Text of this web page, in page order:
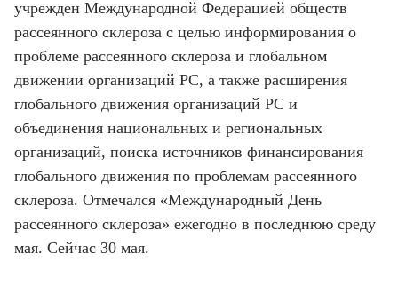
учрежден Международной Федерацией обществ
рассеянного склероза с целью информирования о
проблеме рассеянного склероза и глобальном
движении организаций РС, а также расширения
глобального движения организаций РС и
объединения национальных и региональных
организаций, поиска источников финансирования
глобального движения по проблемам рассеянного
склероза. Отмечался «Международный День
рассеянного склероза» ежегодно в последнюю среду
мая. Сейчас 30 мая.